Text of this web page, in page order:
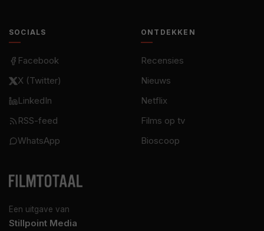
Een uitgave van
Stillpoint Media
SOCIALS
Facebook
X (Twitter)
LinkedIn
RSS-feed
WhatsApp
ONTDEKKEN
Recensies
Nieuws
Netflix
Films op tv
Bioscoop